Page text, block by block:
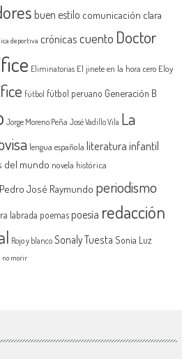
buen estilo comunicación clara
deportiva crónicascuento Doctor
Eliminatorias El jinete en la hora cero Eloy
fútbol fútbol peruano Generación B
Jorge Moreno Peña José Vadillo Vila La
lengua española literatura infantil
del mundo novela histórica
Pedro José Raymundo periodismo
labrada poemas poesía redacción
Rojo y blanco Sonaly Tuesta Sonia Luz
no morir